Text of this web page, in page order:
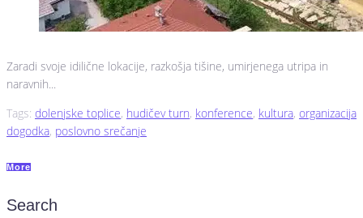
Zaradi svoje idilične lokacije, razkošja tišine, umirjenega utripa in
naravnih...
Tags: dolenjske toplice, hudičev turn, konference, kultura, organizacija
dogodka, poslovno srečanje
More
Search